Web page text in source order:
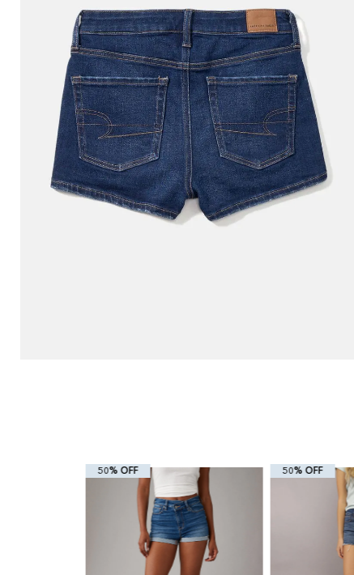
50% OFF 50% OFF